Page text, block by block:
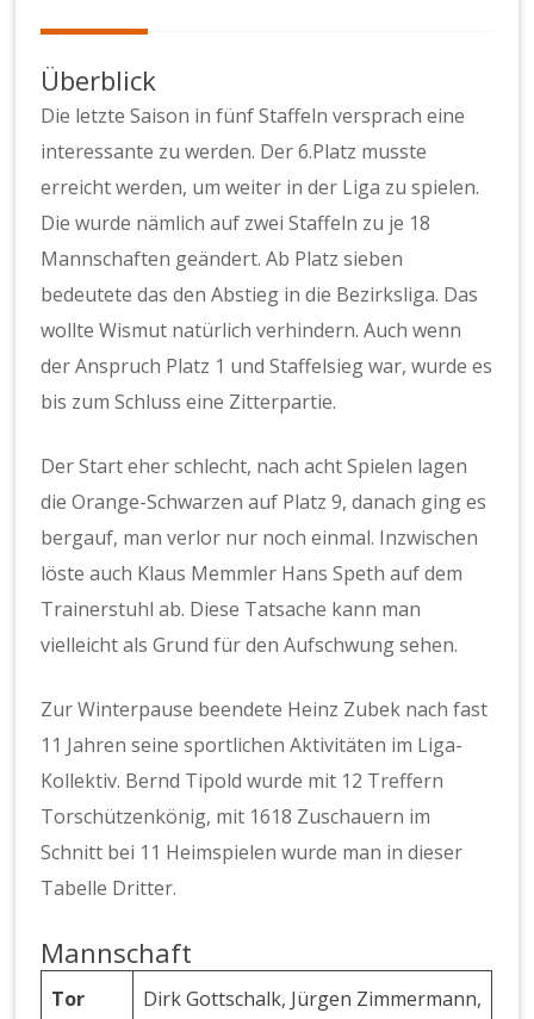
Überblick
Die letzte Saison in fünf Staffeln versprach eine
interessante zu werden. Der 6.Platz musste
erreicht werden, um weiter in der Liga zu spielen.
Die wurde nämlich auf zwei Staffeln zu je 18
Mannschaften geändert. Ab Platz sieben
bedeutete das den Abstieg in die Bezirksliga. Das
wollte Wismut natürlich verhindern. Auch wenn
der Anspruch Platz 1 und Staffelsieg war, wurde es
bis zum Schluss eine Zitterpartie.
Der Start eher schlecht, nach acht Spielen lagen
die Orange-Schwarzen auf Platz 9, danach ging es
bergauf, man verlor nur noch einmal. Inzwischen
löste auch Klaus Memmler Hans Speth auf dem
Trainerstuhl ab. Diese Tatsache kann man
vielleicht als Grund für den Aufschwung sehen.
Zur Winterpause beendete Heinz Zubek nach fast
11 Jahren seine sportlichen Aktivitäten im Liga-
Kollektiv. Bernd Tipold wurde mit 12 Treffern
Torschützenkönig, mit 1618 Zuschauern im
Schnitt bei 11 Heimspielen wurde man in dieser
Tabelle Dritter.
Mannschaft
Tor
Dirk Gottschalk, Jürgen Zimmermann,